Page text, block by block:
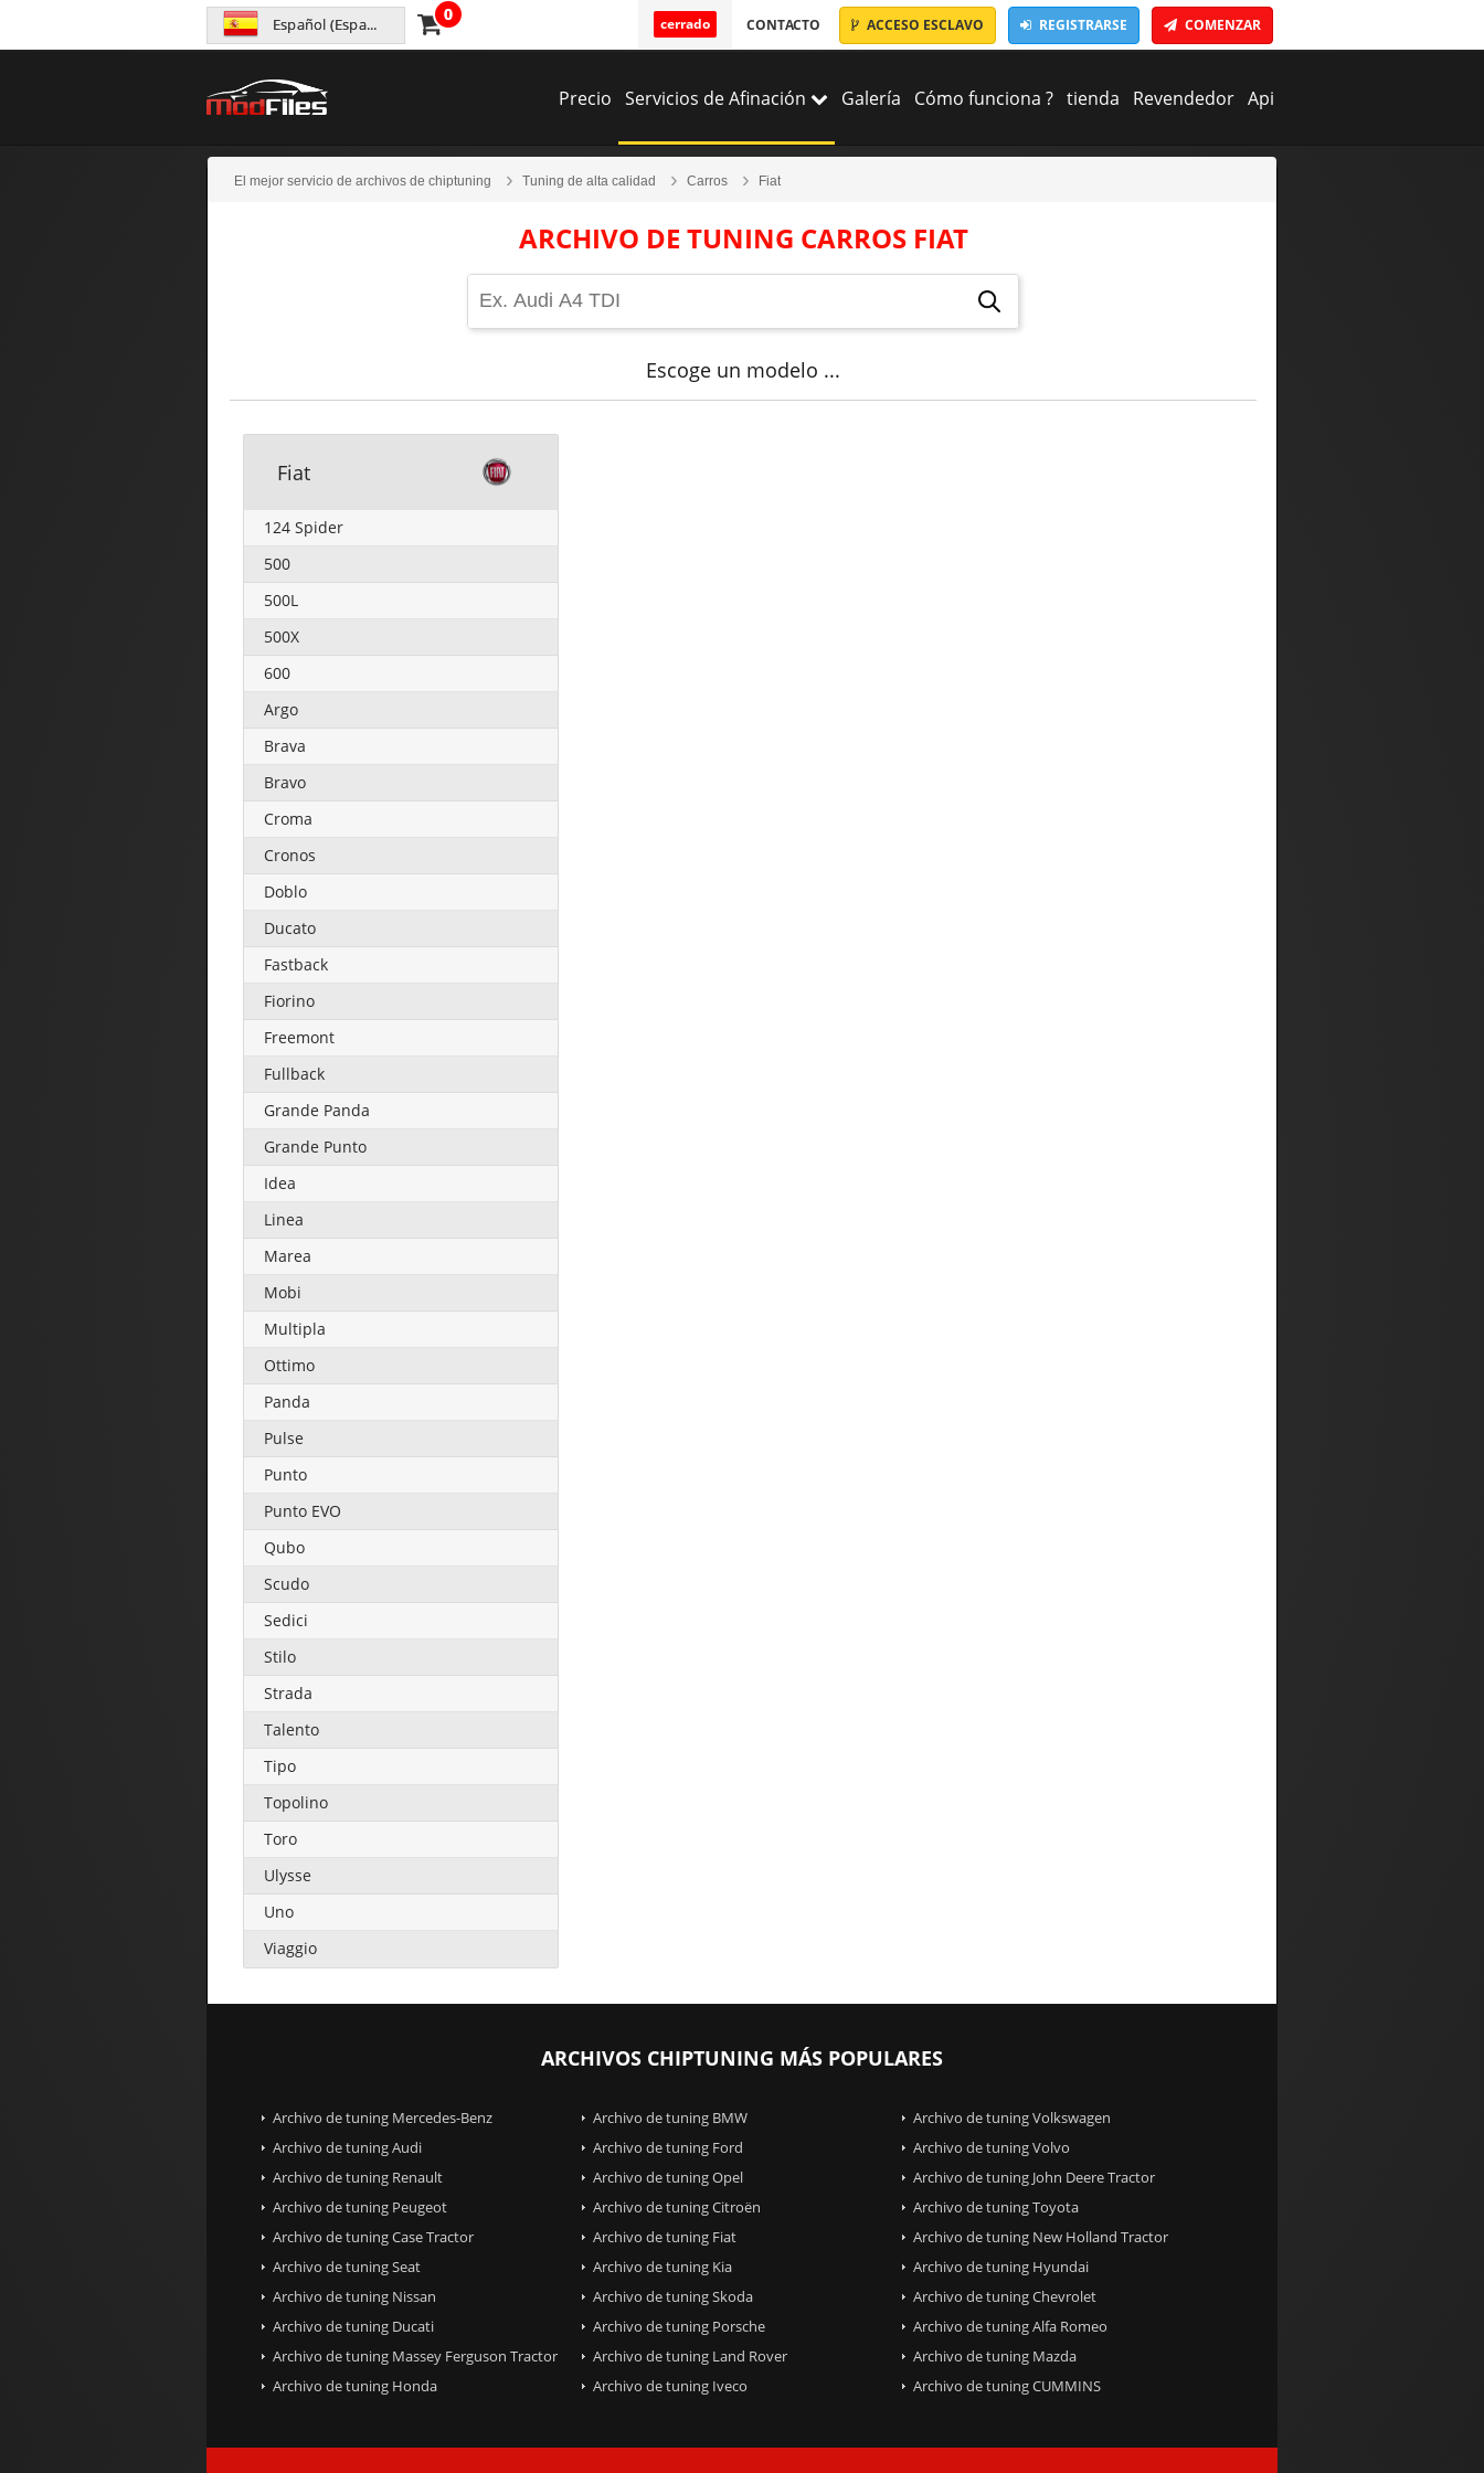
Español (España)
0 cerrado CONTACTO ACCESO ESCLAVO REGISTRARSE COMENZAR
Precio Servicios de Afinación Galería Cómo funciona ? tienda Revendedor Api
El mejor servicio de archivos de chiptuning Tuning de alta calidad Carros Fiat
ARCHIVO DE TUNING CARROS FIAT
Escoge un modelo ...
Fiat
124 Spider
500
500L
500X
600
Argo
Brava
Bravo
Croma
Cronos
Doblo
Ducato
Fastback
Fiorino
Freemont
Fullback
Grande Panda
Grande Punto
Idea
Linea
Marea
Mobi
Multipla
Ottimo
Panda
Pulse
Punto
Punto EVO
Qubo
Scudo
Sedici
Stilo
Strada
Talento
Tipo
Topolino
Toro
Ulysse
Uno
Viaggio
ARCHIVOS CHIPTUNING MÁS POPULARES
Archivo de tuning Mercedes-Benz Archivo de tuning BMW
Archivo de tuning Volkswagen
Archivo de tuning Audi
Archivo de tuning Ford
Archivo de tuning Volvo
Archivo de tuning Renault
Archivo de tuning Opel
Archivo de tuning John Deere Tractor
Archivo de tuning Peugeot
Archivo de tuning Citroën
Archivo de tuning Toyota
Archivo de tuning Case Tractor
Archivo de tuning Fiat
Archivo de tuning New Holland Tractor
Archivo de tuning Seat
Archivo de tuning Kia
Archivo de tuning Hyundai
Archivo de tuning Nissan
Archivo de tuning Skoda
Archivo de tuning Chevrolet
Archivo de tuning Ducati
Archivo de tuning Porsche
Archivo de tuning Alfa Romeo
Archivo de tuning Massey Ferguson Tractor
Archivo de tuning Land Rover
Archivo de tuning Mazda
Archivo de tuning Honda
Archivo de tuning Iveco Archivo de tuning CUMMINS